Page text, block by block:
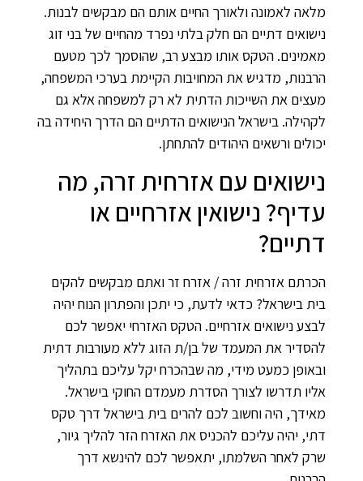
מלאה לאמונה ולאורך החיים אותם הם מבקשים לבנות.
נישואים דתיים הם חלק בלתי נפרד מהחיים של בני זוג
מאמינים. הטקס אותו מבצע רב, שהוסמך לכך מטעם
הרבנות, מדגיש את המחויבות הקיימת בערכי המשפחה,
מעצים את השייכות הדתית לא רק למשפחה אלא גם
לקהילה. בישראל הנישואים הדתיים הם הדרך היחידה בה
יכולים ורשאים היהודים להתחתן.
נישואים עם אזרחית זרה, מה
עדיף? נישואין אזרחיים או
דתיים?
הכרתם אזרחית זרה / אזרח זר ואתם מבקשים להקים
בית בישראל? כדאי לדעת, כי יתכן והפתרון הנוח יהיה
לבצע נישואים אזרחיים. הטקס האזרחי יאפשר לכם
להסדיר את המעמד של בן/ת הזוג ללא מעורבות דתית
ובאופן כמעט מידי, מה שבהכרח יקל עליכם בתהליך
אליו תדרשו לצורך הסדרת מעמדם החוקי בישראל.
מאידך, היה וחשוב לכם להרים בית בישראל דרך טקס
דתי, יהיה עליכם להכניס את האזרח הזר להליך גיור,
שרק לאחר השלמתו, יתאפשר לכם להינשא דרך